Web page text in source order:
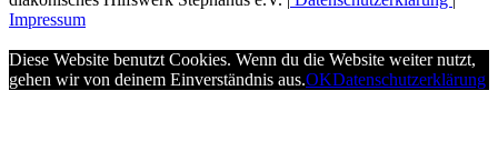
Impressum
Diese Website benutzt Cookies. Wenn du die Website weiter nutzt,
gehen wir von deinem Einverständnis aus.OKDatenschutzerklärung